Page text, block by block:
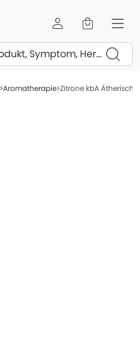
Aromatherapie Zitrone kbA